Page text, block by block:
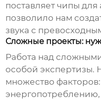
поставляет чипы
позволило нам
звука с
Сложные проекты:
Работа над
особой экспертизы.
множество
энергопотреблению,